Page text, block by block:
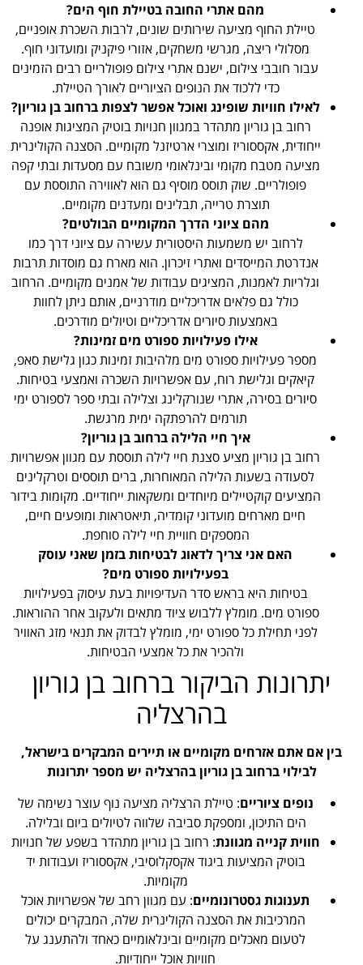
מהם אתרי החובה בטיילת חוף הים?
טיילת החוף מציעה שירותים שונים, לרבות השכרת אופניים,
מסלולי ריצה, מגרשי משחקים, אזורי פיקניק ומועדוני חוף.
עבור חובבי צילום, ישנם אתרי צילום פופולריים רבים הזמינים
כדי ללכוד את הנופים הציוריים לאורך הטיילת.
לאילו חוויות שופינג ואוכל אפשר לצפות ברחוב בן גוריון?
רחוב בן גוריון מתהדר במגוון חנויות בוטיק המציגות אופנה
ייחודית, אקססוריז ומוצרי ארטיזנל מקומיים. הסצנה הקולינרית
מציעה מטבח מקומי ובינלאומי משובח עם מסעדות ובתי קפה
פופולריים. שוק תוסס מוסיף גם הוא לאווירה התוססת עם
תוצרת טרייה, תבלינים ומעדנים מקומיים.
מהם ציוני הדרך המקומיים הבולטים?
לרחוב יש משמעות היסטורית עשירה עם ציוני דרך כמו
אנדרטת המייסדים ואתרי זיכרון. הוא מארח גם מוסדות תרבות
וגלריות לאמנות, המציגים עבודות של אמנים מקומיים. הרחוב
כולל גם פלאים אדריכליים מודרניים, אותם ניתן לחוות
באמצעות סיורים אדריכליים וטיולים מודרכים.
אילו פעילויות ספורט מים זמינות?
מספר פעילויות ספורט מים מלהיבות זמינות כגון גלישת סאפ,
קיאקים וגלישת רוח, עם אפשרויות השכרה ואמצעי בטיחות.
סיורים בסירה, אתרי שנורקלינג וצלילה ובתי ספר לספורט ימי
תורמים להרפתקה ימית מרגשת.
איך חיי הלילה ברחוב בן גוריון?
רחוב בן גוריון מציע סצנת חיי לילה תוססת עם מגוון אפשרויות
לסעודה בשעות הלילה המאוחרות, ברים תוססים וטרקלינים
המציעים קוקטיילים מיוחדים ומשקאות ייחודיים. מקומות בידור
חיים מארחים מועדוני קומדיה, תיאטראות ומופעים חיים,
המספקים חוויית חיי לילה סוחפת.
האם אני צריך לדאוג לבטיחות בזמן שאני עוסק
בפעילויות ספורט מים?
בטיחות היא בראש סדר העדיפויות בעת עיסוק בפעילויות
ספורט מים. מומלץ ללבוש ציוד מתאים ולעקוב אחר ההוראות.
לפני תחילת כל ספורט ימי, מומלץ לבדוק את תנאי מזג האוויר
ולהכיר את כל אמצעי הבטיחות.
יתרונות הביקור ברחוב בן גוריון
בהרצליה
בין אם אתם אזרחים מקומיים או תיירים המבקרים בישראל,
לבילוי ברחוב בן גוריון בהרצליה יש מספר יתרונות
נופים ציוריים: טיילת הרצליה מציעה נוף עוצר נשימה של
הים התיכון, ומספקת סביבה שלווה לטיולים ביום ובלילה.
חווית קנייה מגוונת: רחוב בן גוריון מתהדר בשפע של חנויות
בוטיק המציעות ביגוד אקסקלוסיבי, אקססוריז ועבודות יד
מקומיות.
תענוגות גסטרונומיים: עם מגוון רחב של אפשרויות אוכל
המרכיבות את הסצנה הקולינרית שלה, המבקרים יכולים
לטעום מאכלים מקומיים ובינלאומיים כאחד ולהתענג על
חוויות אוכל ייחודיות.